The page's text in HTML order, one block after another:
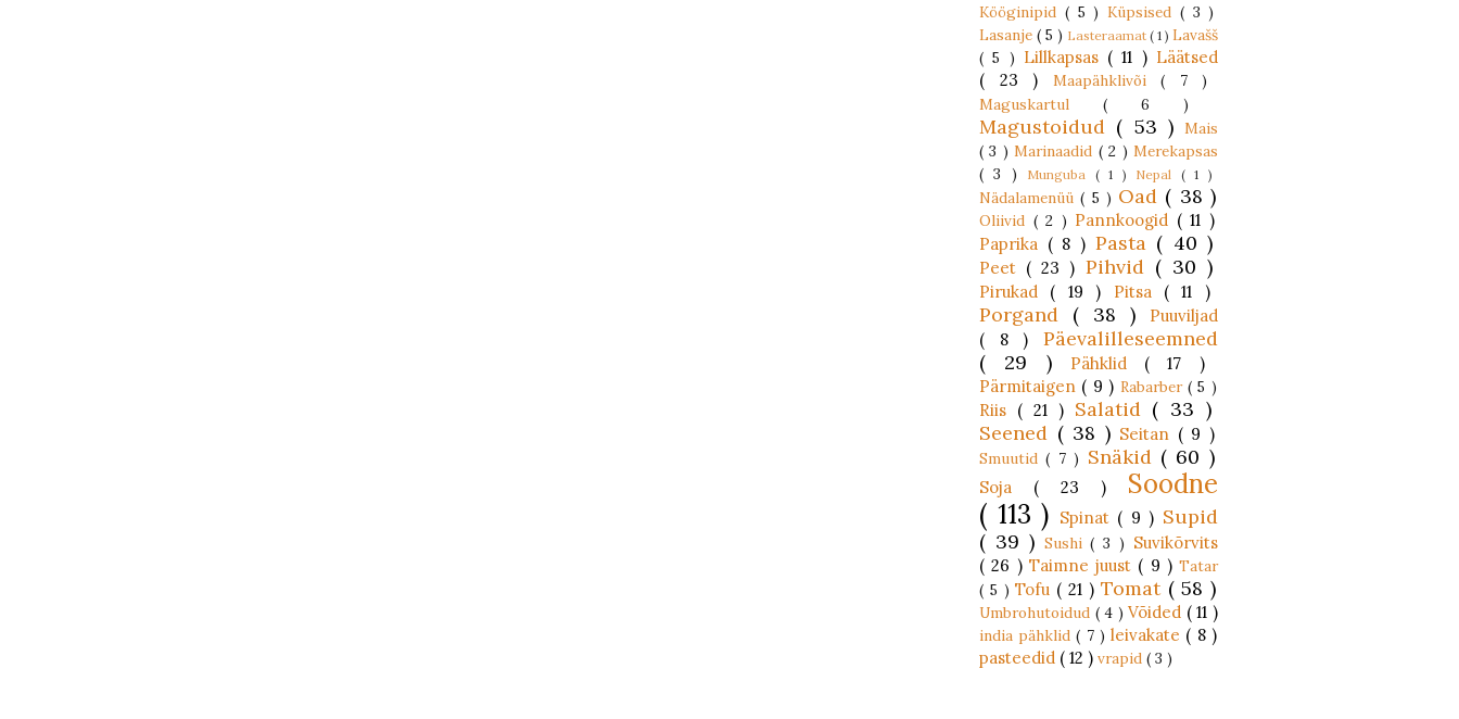
Kööginipid ( 5 ) Küpsised ( 3 )
Lasanje ( 5 ) Lasteraamat ( 1 ) Lavašš
( 5 ) Lillkapsas ( 11 ) Läätsed
( 23 ) Maapähklivõi( 7 )
Maguskartul ( 6 )
Magustoidud ( 53 ) Mais
( 3 )Marinaadid ( 2 )Merekapsas
( 3 )
Munguba ( 1 ) Nepal ( 1 )
Nädalamenüü( 5 ) Oad ( 38 )
Oliivid ( 2 ) Pannkoogid ( 11 )
Paprika ( 8 ) Pasta ( 40 )
Peet ( 23 ) Pihvid ( 30 )
Pirukad ( 19 ) Pitsa ( 11 )
Porgand ( 38 )
Puuviljad
( 8 ) Päevalilleseemned
( 29 )
Pähklid ( 17 )
Pärmitaigen ( 9 ) Rabarber ( 5 )
Riis ( 21 ) Salatid ( 33 )
Seened ( 38 ) Seitan ( 9 )
Smuutid( 7 ) Snäkid ( 60 )
Soja ( 23 ) Soodne
( 113 ) Spinat ( 9 ) Supid
( 39 ) Sushi( 3 ) Suvikõrvits
( 26 ) Taimne juust ( 9 ) Tatar
( 5 )Tofu ( 21 ) Tomat ( 58 )
Umbrohutoidud ( 4 ) Võided ( 11 )
india pähklid( 7 )leivakate ( 8 )
pasteedid ( 12 ) vrapid ( 3 )